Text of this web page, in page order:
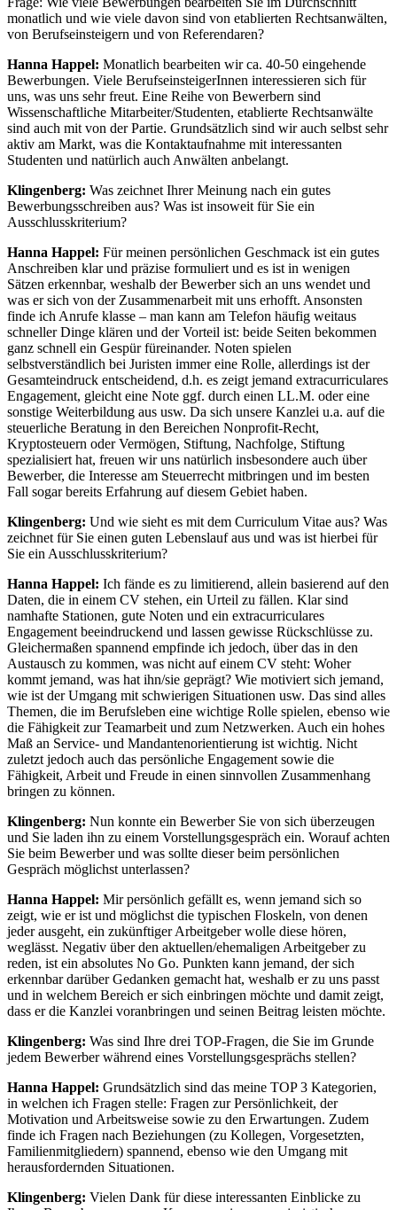
monatlich und wie viele davon sind von etablierten Rechtsanwälten,
von Berufseinsteigern und von Referendaren?
Hanna Happel: Monatlich bearbeiten wir ca. 40-50 eingehende
Bewerbungen. Viele BerufseinsteigerInnen interessieren sich für
uns, was uns sehr freut. Eine Reihe von Bewerbern sind
Wissenschaftliche Mitarbeiter/Studenten, etablierte Rechtsanwälte
sind auch mit von der Partie. Grundsätzlich sind wir auch selbst sehr
aktiv am Markt, was die Kontaktaufnahme mit interessanten
Studenten und natürlich auch Anwälten anbelangt.
Klingenberg: Was zeichnet Ihrer Meinung nach ein gutes
Bewerbungsschreiben aus? Was ist insoweit für Sie ein
Ausschlusskriterium?
Hanna Happel: Für meinen persönlichen Geschmack ist ein gutes
Anschreiben klar und präzise formuliert und es ist in wenigen
Sätzen erkennbar, weshalb der Bewerber sich an uns wendet und
was er sich von der Zusammenarbeit mit uns erhofft. Ansonsten
finde ich Anrufe klasse – man kann am Telefon häufig weitaus
schneller Dinge klären und der Vorteil ist: beide Seiten bekommen
ganz schnell ein Gespür füreinander. Noten spielen
selbstverständlich bei Juristen immer eine Rolle, allerdings ist der
Gesamteindruck entscheidend, d.h. es zeigt jemand extracurriculares
Engagement, gleicht eine Note ggf. durch einen LL.M. oder eine
sonstige Weiterbildung aus usw. Da sich unsere Kanzlei u.a. auf die
steuerliche Beratung in den Bereichen Nonprofit-Recht,
Kryptosteuern oder Vermögen, Stiftung, Nachfolge, Stiftung
spezialisiert hat, freuen wir uns natürlich insbesondere auch über
Bewerber, die Interesse am Steuerrecht mitbringen und im besten
Fall sogar bereits Erfahrung auf diesem Gebiet haben.
Klingenberg: Und wie sieht es mit dem Curriculum Vitae aus? Was
zeichnet für Sie einen guten Lebenslauf aus und was ist hierbei für
Sie ein Ausschlusskriterium?
Hanna Happel: Ich fände es zu limitierend, allein basierend auf den
Daten, die in einem CV stehen, ein Urteil zu fällen. Klar sind
namhafte Stationen, gute Noten und ein extracurriculares
Engagement beeindruckend und lassen gewisse Rückschlüsse zu.
Gleichermaßen spannend empfinde ich jedoch, über das in den
Austausch zu kommen, was nicht auf einem CV steht: Woher
kommt jemand, was hat ihn/sie geprägt? Wie motiviert sich jemand,
wie ist der Umgang mit schwierigen Situationen usw. Das sind alles
Themen, die im Berufsleben eine wichtige Rolle spielen, ebenso wie
die Fähigkeit zur Teamarbeit und zum Netzwerken. Auch ein hohes
Maß an Service- und Mandantenorientierung ist wichtig. Nicht
zuletzt jedoch auch das persönliche Engagement sowie die
Fähigkeit, Arbeit und Freude in einen sinnvollen Zusammenhang
bringen zu können.
Klingenberg: Nun konnte ein Bewerber Sie von sich überzeugen
und Sie laden ihn zu einem Vorstellungsgespräch ein. Worauf achten
Sie beim Bewerber und was sollte dieser beim persönlichen
Gespräch möglichst unterlassen?
Hanna Happel: Mir persönlich gefällt es, wenn jemand sich so
zeigt, wie er ist und möglichst die typischen Floskeln, von denen
jeder ausgeht, ein zukünftiger Arbeitgeber wolle diese hören,
weglässt. Negativ über den aktuellen/ehemaligen Arbeitgeber zu
reden, ist ein absolutes No Go. Punkten kann jemand, der sich
erkennbar darüber Gedanken gemacht hat, weshalb er zu uns passt
und in welchem Bereich er sich einbringen möchte und damit zeigt,
dass er die Kanzlei voranbringen und seinen Beitrag leisten möchte.
Klingenberg: Was sind Ihre drei TOP-Fragen, die Sie im Grunde
jedem Bewerber während eines Vorstellungsgesprächs stellen?
Hanna Happel: Grundsätzlich sind das meine TOP 3 Kategorien,
in welchen ich Fragen stelle: Fragen zur Persönlichkeit, der
Motivation und Arbeitsweise sowie zu den Erwartungen. Zudem
finde ich Fragen nach Beziehungen (zu Kollegen, Vorgesetzten,
Familienmitgliedern) spannend, ebenso wie den Umgang mit
herausfordernden Situationen.
Klingenberg: Vielen Dank für diese interessanten Einblicke zu